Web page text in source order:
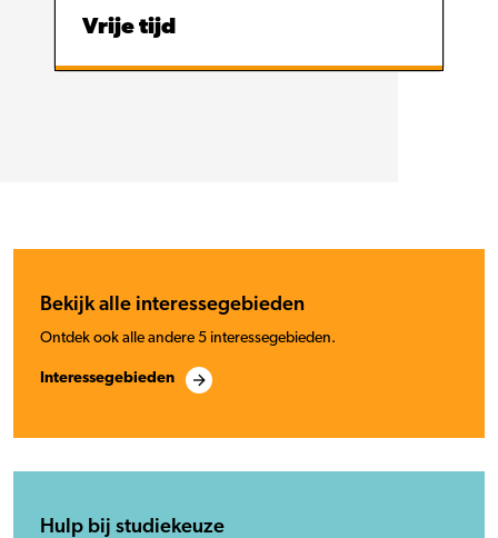
Vrije tijd
Bekijk alle interessegebieden
Ontdek ook alle andere 5 interessegebieden.
Interessegebieden
Hulp bij studiekeuze